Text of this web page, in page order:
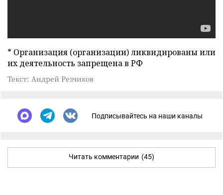
* Организация (организации) ликвидированы или
их деятельность запрещена в РФ
Текст: Андрей Резчиков
Подписывайтесь на наши каналы
Читать комментарии (45)